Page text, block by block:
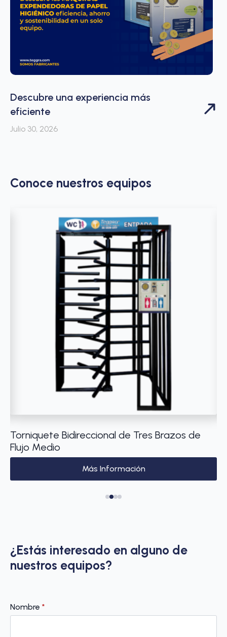
Descubre una experiencia más
eficiente
Julio 30, 2026
Conoce nuestros equipos
Torniquete Bidireccional de Tres Brazos de
Flujo Medio
Más Información
¿Estás interesado en alguno de
nuestros equipos?
Nombre *